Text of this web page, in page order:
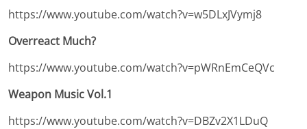
https://www.youtube.com/watch?v=w5DLxJVymj8
Overreact Much?
https://www.youtube.com/watch?v=pWRnEmCeQVc
Weapon Music Vol.1
https://www.youtube.com/watch?v=DBZv2X1LDuQ